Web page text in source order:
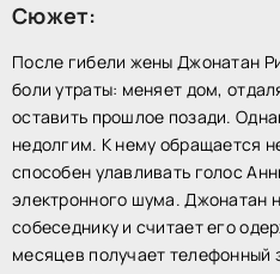
Сюжет:
После гибели жены Джонатан
боли утраты: меняет дом,
оставить прошлое позади.
недолгим. К нему обращается
способен улавливать голос
электронного шума. Джонатан
собеседнику и считает его
месяцев получает телефонный